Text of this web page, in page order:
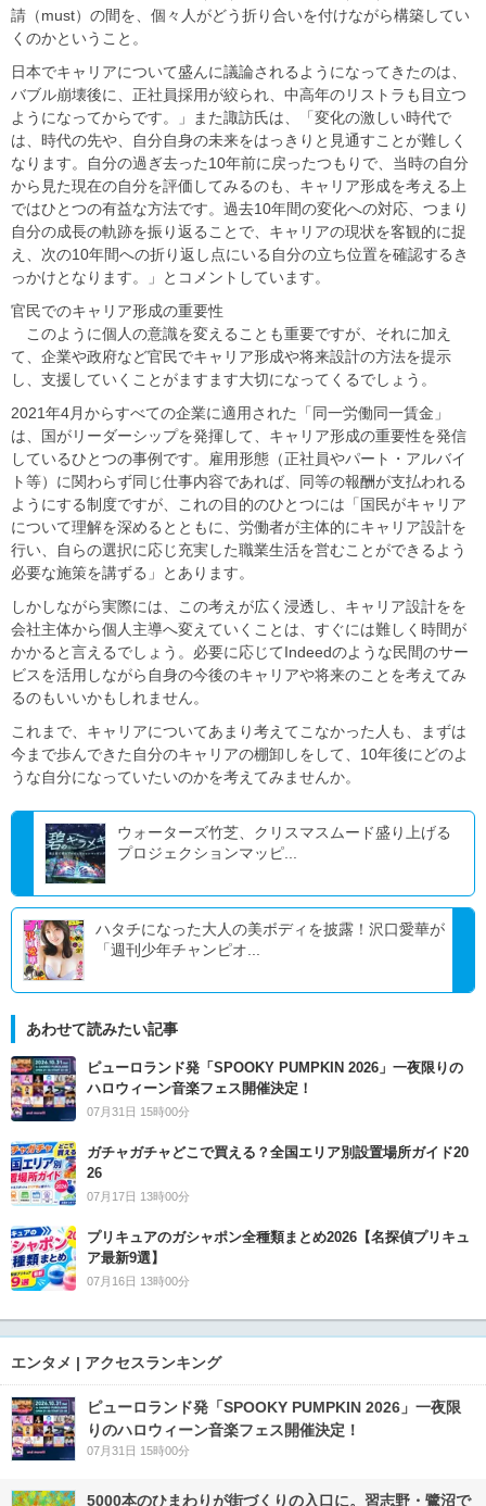
請（must）の間を、個々人がどう折り合いを付けながら構築してい
くのかということ。​
​​日本でキャリアについて盛んに議論されるようになってきたのは、
バブル崩壊後に、正社員採用が絞られ、中高年のリストラも目立つ
ようになってからです。」​​また諏訪氏は、「​​変化の激しい時代で
は、時代の先や、自分自身の未来をはっきりと見通すことが難しく
なります。自分の過ぎ去った10年前に戻ったつもりで、当時の自分
から見た現在の自分を評価してみるのも、キャリア形成を考える上
ではひとつの有益な方法です。過去10年間の変化への対応、つまり
自分の成長の軌跡を振り返ることで、キャリアの現状を客観的に捉
え、次の10年間への折り返し点にいる自分の立ち位置を確認するき
っかけとなります。」とコメントしています。​
​​官民でのキャリア形成の重要性​
​​ このように個人の意識を変えることも重要ですが、それに加え
て、企業や政府など官民でキャリア形成や将来設計の方法を提示
し、支援していくことがますます大切になってくるでしょう。​
​​2021年4月からすべての企業に適用された「同一労働同一賃金」
は、国がリーダーシップを発揮して、キャリア形成の重要性を発信
しているひとつの事例です。雇用形態（正社員やパート・アルバイ
ト等）に関わらず同じ仕事内容であれば、同等の報酬が支払われる
ようにする制度ですが、これの目的のひとつには「国民がキャリア
について理解を深めるとともに、労働者が主体的にキャリア設計を
行い、自らの選択に応じ充実した職業生活を営むことができるよう
必要な施策を講ずる」とあります。​
​​しかしながら実際には、この考えが広く浸透し、キャリア設計をを
会社主体から個人主導へ変えていくことは、すぐには難しく時間が
かかると言えるでしょう。必要に応じてIndeedのような民間のサー
ビスを活用しながら自身の今後のキャリアや将来のことを考えてみ
るのもいいかもしれません。​
​​これまで、キャリアについてあまり考えてこなかった人も、まずは
今まで歩んできた自分のキャリアの棚卸しをして、10年後にどのよ
うな自分になっていたいのかを考えてみませんか。​
ウォーターズ竹芝、クリスマスムード盛り上げる
プロジェクションマッピ...
ハタチになった大人の美ボディを披露！沢口愛華が
「週刊少年チャンピオ...
あわせて読みたい記事
ピューロランド発「SPOOKY PUMPKIN 2026」一夜限りの
ハロウィーン音楽フェス開催決定！
07月31日 15時00分
ガチャガチャどこで買える？全国エリア別設置場所ガイド20
26
07月17日 13時00分
プリキュアのガシャポン全種類まとめ2026【名探偵プリキュ
ア最新9選】
07月16日 13時00分
エンタメ | アクセスランキング
ピューロランド発「SPOOKY PUMPKIN 2026」一夜限
りのハロウィーン音楽フェス開催決定！
07月31日 15時00分
5000本のひまわりが街づくりの入口に。習志野・鷺沼で